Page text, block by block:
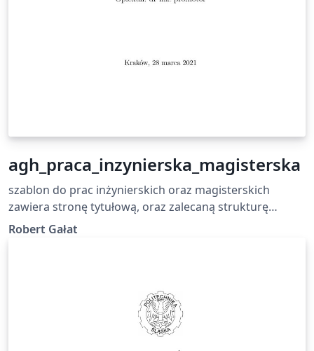
agh_praca_inzynierska_magisterska
szablon do prac inżynierskich oraz magisterskich
zawiera stronę tytułową, oraz zalecaną strukturę
plików w projekcie. Projekt zawiera również
Robert Gałat